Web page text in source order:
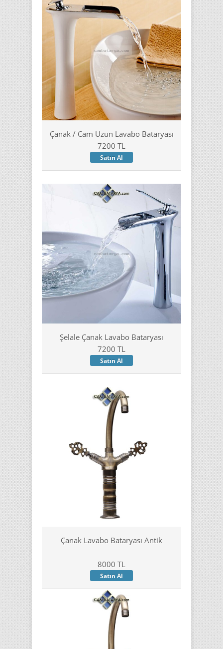
Çanak / Cam Uzun Lavabo Bataryası
7200 TL
Satın Al
Şelale Çanak Lavabo Bataryası
7200 TL
Satın Al
Çanak Lavabo Bataryası Antik
8000 TL
Satın Al